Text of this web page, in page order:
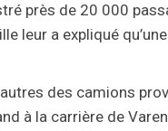
près de 20 000
leur a expliqué
des camions
à la carrière de